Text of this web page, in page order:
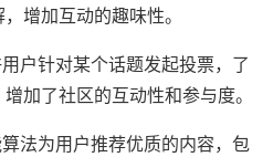
增加互动的趣味性。
户针对某个话题发起投票，了
加了社区的互动性和参与度。
法为用户推荐优质的内容，包